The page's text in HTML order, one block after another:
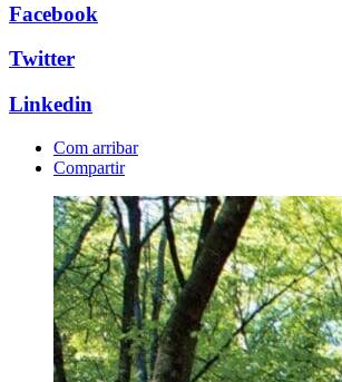
Facebook
Twitter
Linkedin
Com arribar
Compartir